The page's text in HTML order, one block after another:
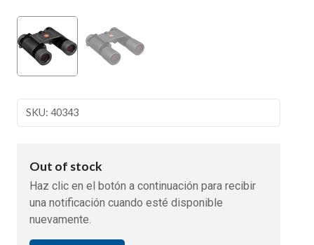
SKU: 40343
Out of stock
Haz clic en el botón a continuación para recibir
una notificación cuando esté disponible
nuevamente.